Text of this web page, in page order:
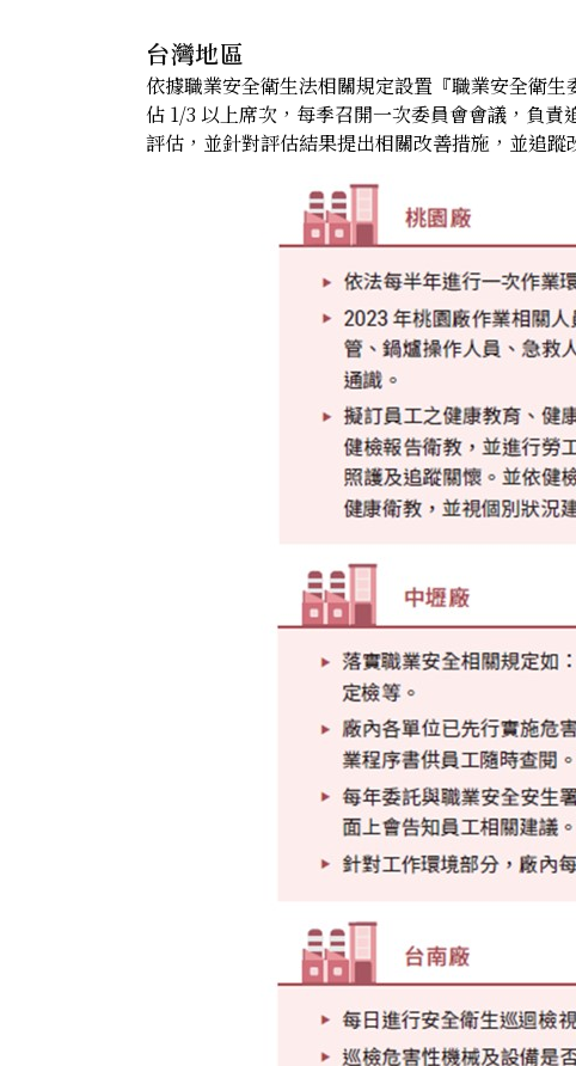
台灣地區
依據職業安全衛生法相關規定設置『職業安全衛
佔 1/3 以上席次，每季召開一次委員會會議，負
評估，並針對評估結果提出相關改善措施，並追蹤